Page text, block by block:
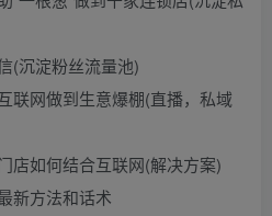
(沉淀粉丝流量池)
联网做到生意爆棚(直播，私域
店如何结合互联网(解决方案)
新方法和话术